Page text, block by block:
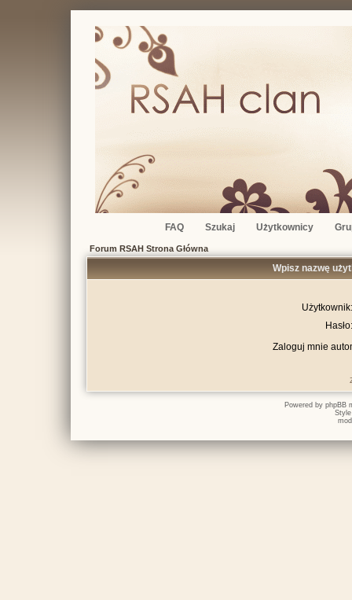
FAQ Szukaj Użytkownicy
Forum RSAH Strona Główna
Wpisz nazwę
Użytkownik:
Hasło:
Zaloguj mnie
Powered by phpBB